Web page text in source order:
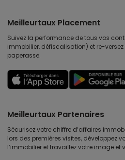
Meilleurtaux Placement
Suivez la performance de tous vos
immobilier, défiscalisation) et re-
paperasse.
Meilleurtaux Partenaires
Sécurisez votre chiffre d’affaires
lors des premières visites, développez
l’immobilier et travaillez votre image et